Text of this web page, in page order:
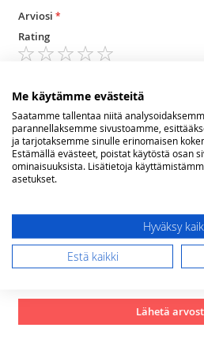
Arviosi
Rating
Yhteenveto
Lähetä
Me käytämme evästeitä
Saatamme tallentaa niitä
parannellaksemme sivustoamme,
ja tarjotaksemme sinulle erinomaisen
Estämällä evästeet, poistat käytöstä osan
ominaisuuksista. Lisätietoja
asetukset.
Hyväksy
Estä kaikki